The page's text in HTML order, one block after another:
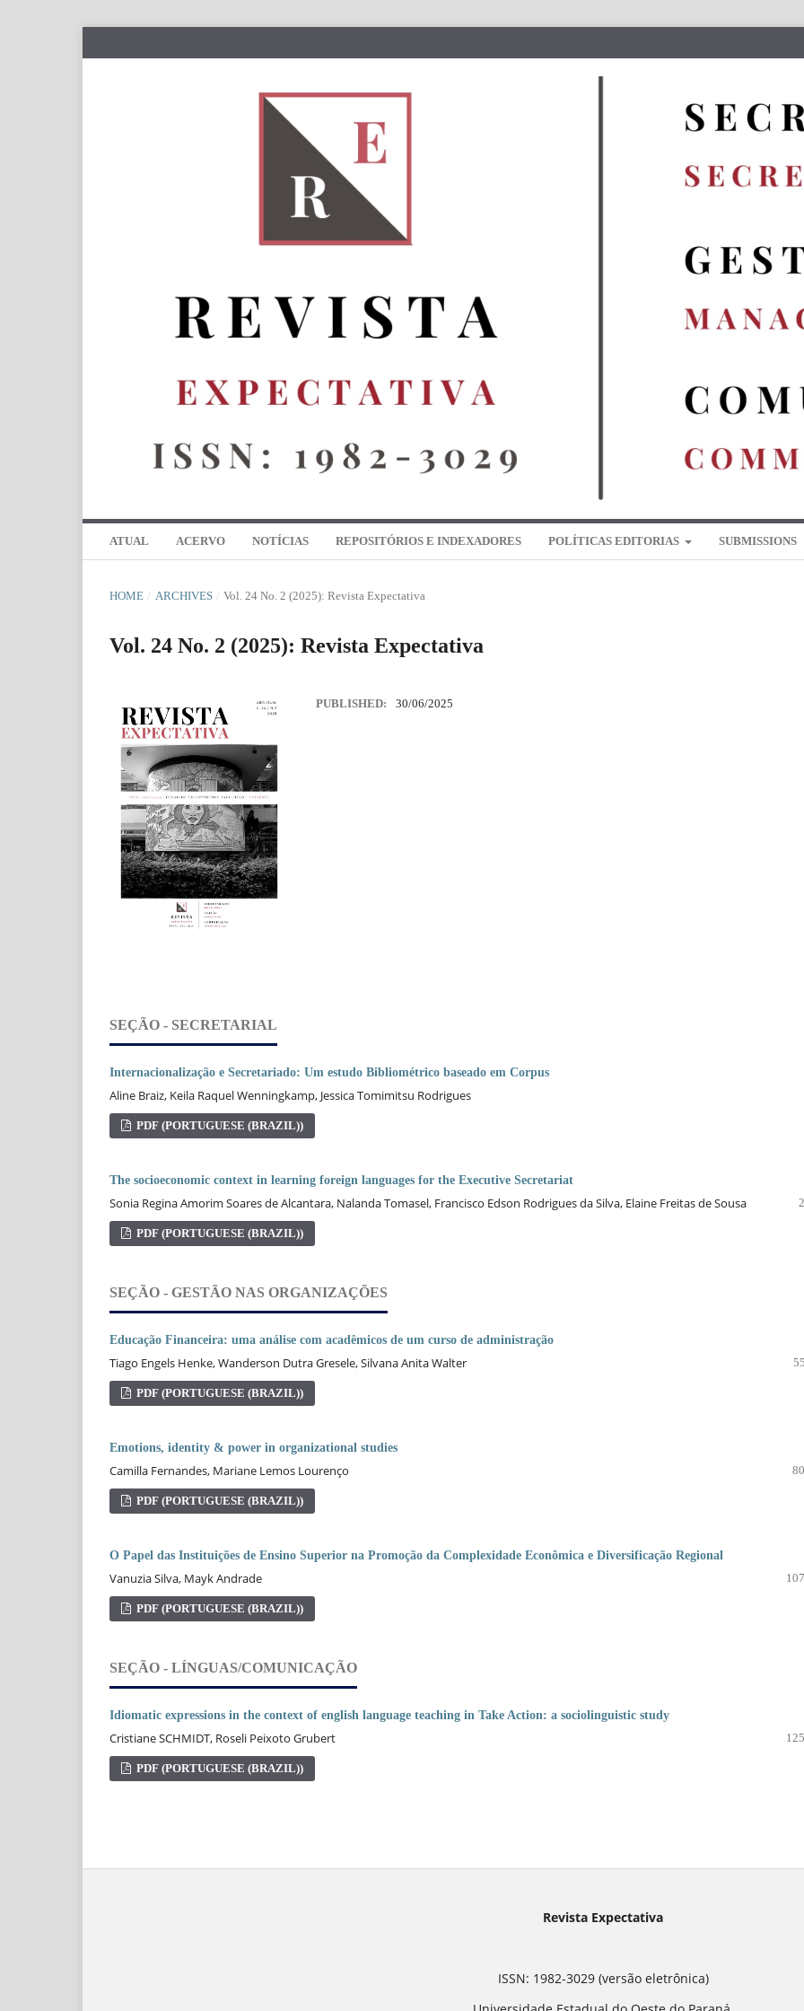
ATUAL ACERVO NOTÍCIAS REPOSITÓRIOS E INDEXADORES POLÍTICAS EDITORIAS SUBMISSIONS
HOME / ARCHIVES / Vol. 24 No. 2 (2025): Revista Expectativa
Vol. 24 No. 2 (2025): Revista Expectativa
PUBLISHED: 30/06/2025
SEÇÃO - SECRETARIAL
Internacionalização e Secretariado: Um estudo Bibliométrico baseado em Corpus
Aline Braiz, Keila Raquel Wenningkamp, Jessica Tomimitsu Rodrigues
PDF (PORTUGUESE (BRAZIL))
The socioeconomic context in learning foreign languages for the Executive Secretariat
Sonia Regina Amorim Soares de Alcantara, Nalanda Tomasel, Francisco Edson Rodrigues da Silva, Elaine Freitas de Sousa
PDF (PORTUGUESE (BRAZIL))
SEÇÃO - GESTÃO NAS ORGANIZAÇÕES
Educação Financeira: uma análise com acadêmicos de um curso de administração
Tiago Engels Henke, Wanderson Dutra Gresele, Silvana Anita Walter
PDF (PORTUGUESE (BRAZIL))
Emotions, identity & power in organizational studies
Camilla Fernandes, Mariane Lemos Lourenço
PDF (PORTUGUESE (BRAZIL))
O Papel das Instituições de Ensino Superior na Promoção da Complexidade Econômica e Diversificação Regional
Vanuzia Silva, Mayk Andrade
PDF (PORTUGUESE (BRAZIL))
SEÇÃO - LÍNGUAS/COMUNICAÇÃO
Idiomatic expressions in the context of english language teaching in Take Action: a sociolinguistic study
Cristiane SCHMIDT, Roseli Peixoto Grubert
PDF (PORTUGUESE (BRAZIL))
Revista Expectativa
ISSN: 1982-3029 (versão eletrônica)